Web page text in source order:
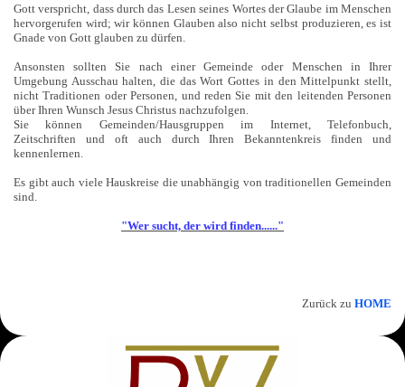
Gott verspricht, dass durch das Lesen seines Wortes der Glaube im Menschen
hervorgerufen wird; wir können Glauben also nicht selbst produzieren, es ist
Gnade von Gott glauben zu dürfen.
Ansonsten sollten Sie nach einer Gemeinde oder Menschen in Ihrer
Umgebung Ausschau halten, die das Wort Gottes in den Mittelpunkt stellt,
nicht Traditionen oder Personen, und reden Sie mit den leitenden Personen
über Ihren Wunsch Jesus Christus nachzufolgen.
Sie können Gemeinden/Hausgruppen im Internet, Telefonbuch,
Zeitschriften und oft auch durch Ihren Bekanntenkreis finden und
kennenlernen.
Es gibt auch viele Hauskreise die unabhängig von traditionellen Gemeinden
sind.
"Wer sucht, der wird finden......"
Zurück zu HOME